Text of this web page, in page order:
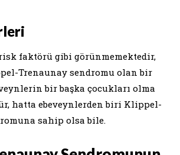
faktörü gibi görünmemektedir,
Trenaunay sendromu olan bir
bir başka çocukları olma
hatta ebeveynlerden biri Klippel-
sahip olsa bile.